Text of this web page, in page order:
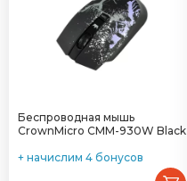
Беспроводная мышь
CrownMicro CMM-930W Black
+ начислим 4 бонусов